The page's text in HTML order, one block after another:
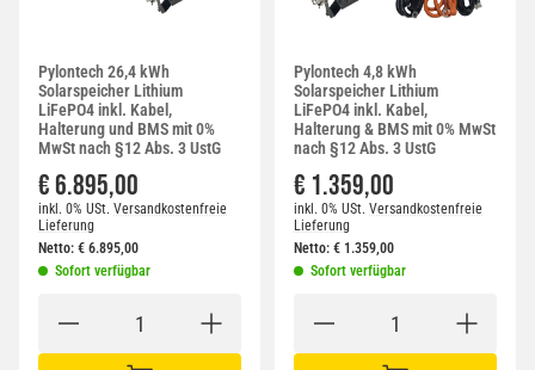
Pylontech 26,4 kWh
Solarspeicher Lithium
LiFePO4 inkl. Kabel,
Halterung und BMS mit 0%
MwSt nach §12 Abs. 3 UstG
€ 6.895,00
inkl. 0% USt. Versandkostenfreie
Lieferung
Netto: € 6.895,00
Sofort verfügbar
Pylontech 4,8 kWh
Solarspeicher Lithium
LiFePO4 inkl. Kabel,
Halterung & BMS mit 0% MwSt
nach §12 Abs. 3 UstG
€ 1.359,00
inkl. 0% USt. Versandkostenfreie
Lieferung
Netto: € 1.359,00
Sofort verfügbar